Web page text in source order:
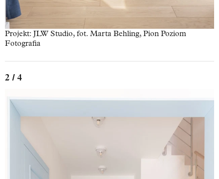
Projekt: JLW Studio, fot. Marta Behling, Pion Poziom
Fotografia
2 / 4